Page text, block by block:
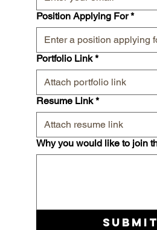
Position Applying For *
Portfolio Link *
Resume Link *
Why you would like to join
Submit